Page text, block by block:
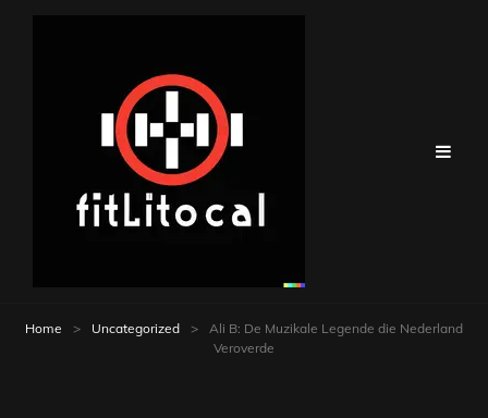
Home > Uncategorized >
Ali B: De Muzikale Legende die Nederland
Veroverde